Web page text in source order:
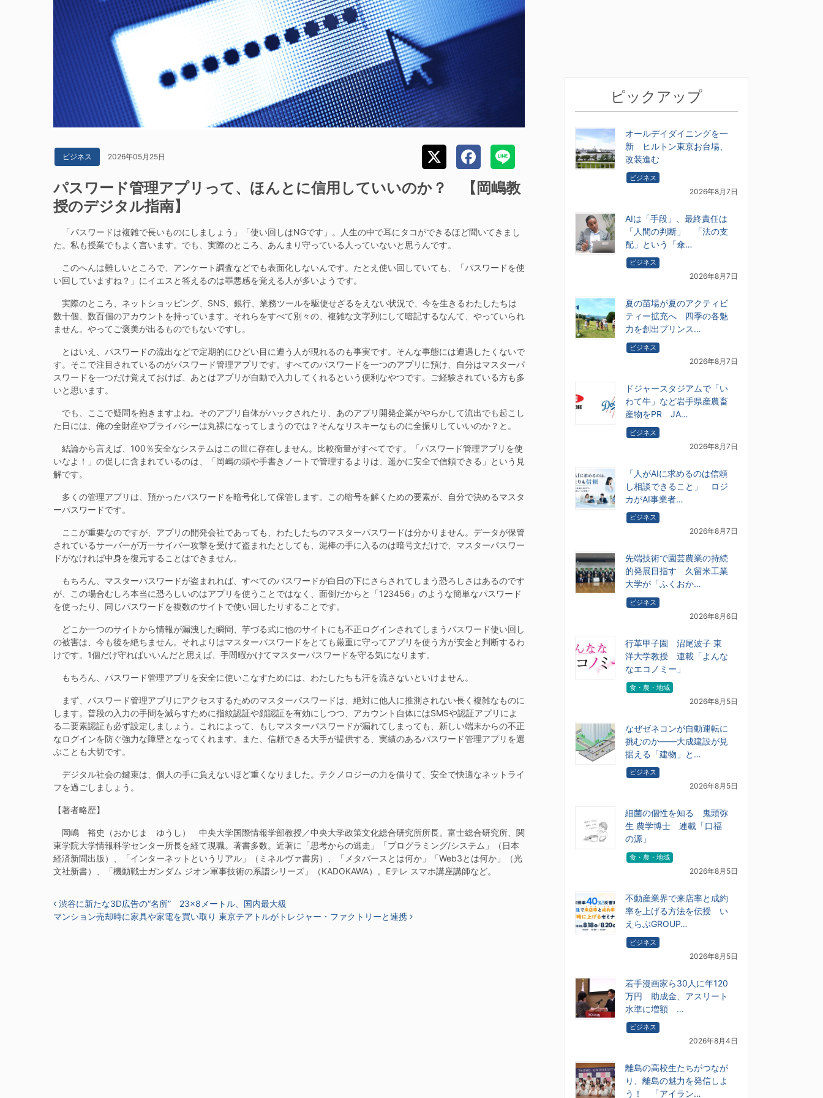
ビジネス 2026年05月25日
パスワード管理アプリって、ほんとに信用していいのか？ 【岡嶋教
授のデジタル指南】
「パスワードは複雑で長いものにしましょう」「使い回しはNGです」。人生の中で耳にタコができるほど聞いてきまし
た。私も授業でもよく言います。でも、実際のところ、あんまり守っている人っていないと思うんです。
このへんは難しいところで、アンケート調査などでも表面化しないんです。たとえ使い回していても、「パスワードを使
い回していますね？」にイエスと答えるのは罪悪感を覚える人が多いようです。
実際のところ、ネットショッピング、SNS、銀行、業務ツールを駆使せざるをえない状況で、今を生きるわたしたちは
数十個、数百個のアカウントを持っています。それらをすべて別々の、複雑な文字列にして暗記するなんて、やっていられ
ません。やってご褒美が出るものでもないですし。
とはいえ、パスワードの流出などで定期的にひどい目に遭う人が現れるのも事実です。そんな事態には遭遇したくないで
す。そこで注目されているのがパスワード管理アプリです。すべてのパスワードを一つのアプリに預け、自分はマスターパ
スワードを一つだけ覚えておけば、あとはアプリが自動で入力してくれるという便利なやつです。ご経験されている方も多
いと思います。
でも、ここで疑問を抱きますよね。そのアプリ自体がハックされたり、あのアプリ開発企業がやらかして流出でも起こし
た日には、俺の全財産やプライバシーは丸裸になってしまうのでは？そんなリスキーなものに全振りしていいのか？と。
結論から言えば、100％安全なシステムはこの世に存在しません。比較衡量がすべてです。「パスワード管理アプリを使
いなよ！」の促しに含まれているのは、「岡嶋の頭や手書きノートで管理するよりは、遥かに安全で信頼できる」という見
解です。
多くの管理アプリは、預かったパスワードを暗号化して保管します。この暗号を解くための要素が、自分で決めるマスタ
ーパスワードです。
ここが重要なのですが、アプリの開発会社であっても、わたしたちのマスターパスワードは分かりません。データが保管
されているサーバーが万一サイバー攻撃を受けて盗まれたとしても、泥棒の手に入るのは暗号文だけで、マスターパスワー
ドがなければ中身を復元することはできません。
もちろん、マスターパスワードが盗まれれば、すべてのパスワードが白日の下にさらされてしまう恐ろしさはあるのです
が、この場合むしろ本当に恐ろしいのはアプリを使うことではなく、面倒だからと「123456」のような簡単なパスワード
を使ったり、同じパスワードを複数のサイトで使い回したりすることです。
どこか一つのサイトから情報が漏洩した瞬間、芋づる式に他のサイトにも不正ログインされてしまうパスワード使い回し
の被害は、今も後を絶ちません。それよりはマスターパスワードをとても厳重に守ってアプリを使う方が安全と判断するわ
けです。1個だけ守ればいいんだと思えば、手間暇かけてマスターパスワードを守る気になります。
もちろん、パスワード管理アプリを安全に使いこなすためには、わたしたちも汗を流さないといけません。
まず、パスワード管理アプリにアクセスするためのマスターパスワードは、絶対に他人に推測されない長く複雑なものに
します。普段の入力の手間を減らすために指紋認証や顔認証を有効にしつつ、アカウント自体にはSMSや認証アプリによ
る二要素認証も必ず設定しましょう。これによって、もしマスターパスワードが漏れてしまっても、新しい端末からの不正
なログインを防ぐ強力な障壁となってくれます。また、信頼できる大手が提供する、実績のあるパスワード管理アプリを選
ぶことも大切です。
デジタル社会の鍵束は、個人の手に負えないほど重くなりました。テクノロジーの力を借りて、安全で快適なネットライ
フを過ごしましょう。
【著者略歴】
岡嶋 裕史（おかじま ゆうし） 中央大学国際情報学部教授／中央大学政策文化総合研究所所長。富士総合研究所、関
東学院大学情報科学センター所長を経て現職。著書多数。近著に「思考からの逃走」「プログラミング/システム」（日本
経済新聞出版）、「インターネットというリアル」（ミネルヴァ書房）、「メタバースとは何か」「Web3とは何か」（光
文社新書）、「機動戦士ガンダム ジオン軍事技術の系譜シリーズ」（KADOKAWA）。Eテレ スマホ講座講師など。
投稿ナビゲーション
渋谷に新たな3D広告の“名所” 23×8メートル、国内最大級
マンション売却時に家具や家電を買い取り 東京テアトルがトレジャー・ファクトリーと連携
ピックアップ
オールデイダイニングを一
新 ヒルトン東京お台場、
改装進む
ビジネス
2026年8月7日
AIは「手段」、最終責任は
「人間の判断」 「法の支
配」という「傘…
ビジネス
2026年8月7日
夏の苗場が夏のアクティビ
ティー拡充へ 四季の各魅
力を創出プリンス…
ビジネス
2026年8月7日
ドジャースタジアムで「い
わて牛」など岩手県産農畜
産物をPR JA…
ビジネス
2026年8月7日
「人がAIに求めるのは信頼
し相談できること」 ロジ
カがAI事業者…
ビジネス
2026年8月7日
先端技術で園芸農業の持続
的発展目指す 久留米工業
大学が「ふくおか…
ビジネス
2026年8月6日
行革甲子園 沼尾波子 東
洋大学教授 連載「よんな
なエコノミー」
食・農・地域
2026年8月5日
なぜゼネコンが自動運転に
挑むのか――大成建設が見
据える「建物」と…
ビジネス
2026年8月5日
細菌の個性を知る 鬼頭弥
生 農学博士 連載「口福
の源」
食・農・地域
2026年8月5日
不動産業界で来店率と成約
率を上げる方法を伝授 い
えらぶGROUP…
ビジネス
2026年8月5日
若手漫画家ら30人に年120
万円 助成金、アスリート
水準に増額 …
ビジネス
2026年8月4日
離島の高校生たちがつなが
り、離島の魅力を発信しよ
う！ 「アイラン…